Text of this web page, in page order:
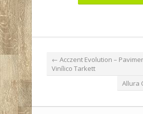
← Acczent Evolution –
Vinílico Tarkett
Allura